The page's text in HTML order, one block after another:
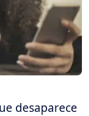
desaparece